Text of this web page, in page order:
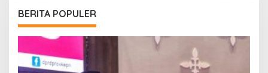
BERITA POPULER